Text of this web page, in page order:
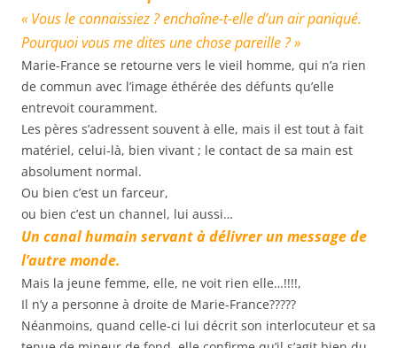
« Vous le connaissiez ? enchaîne-t-elle d’un air paniqué.
Pourquoi vous me dites une chose pareille ? »
Marie-France se retourne vers le vieil homme, qui n’a rien
de commun avec l’image éthérée des défunts qu’elle
entrevoit couramment.
Les pères s’adressent souvent à elle, mais il est tout à fait
matériel, celui-là, bien vivant ; le contact de sa main est
absolument normal.
Ou bien c’est un farceur,
ou bien c’est un channel, lui aussi…
Un canal humain servant à délivrer un message de
l’autre monde.
Mais la jeune femme, elle, ne voit rien elle…!!!!,
Il n’y a personne à droite de Marie-France?????
Néanmoins, quand celle-ci lui décrit son interlocuteur et sa